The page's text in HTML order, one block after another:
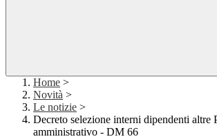
Home >
Novità >
Le notizie >
Decreto selezione interni dipendenti altre
amministrativo - DM 66